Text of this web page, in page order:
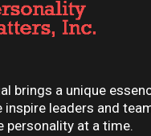
brings a unique
inspire leaders and
personality at a time.